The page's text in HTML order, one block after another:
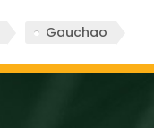
Gauchao